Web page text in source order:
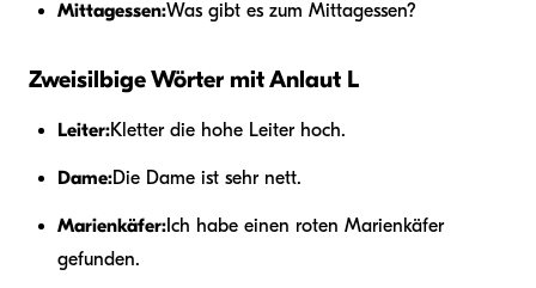
Mittagessen:Was gibt es zum Mittagessen?
Zweisilbige Wörter mit Anlaut L
Leiter:Kletter die hohe Leiter hoch.
Dame:Die Dame ist sehr nett.
Marienkäfer: Ich habe einen roten Marienkäfer
gefunden.